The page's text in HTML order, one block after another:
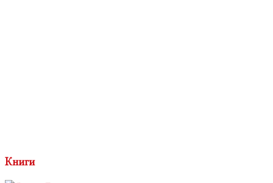
Книги